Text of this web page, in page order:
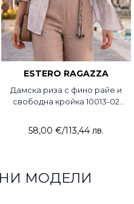
ESTERO RAGAZZA
Дамска риза с фино райе и
свободна кройка 10013-02
58,00 €/113,44 лв.
МОДЕЛИ